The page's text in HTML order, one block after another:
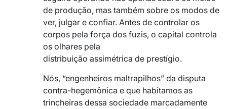
de produção, mas também sobre os modos de
ver, julgar e confiar. Antes de controlar os
corpos pela força dos fuzis, o capital controla
os olhares pela
distribuição assimétrica de prestígio.
Nós, “engenheiros maltrapilhos” da disputa
contra-hegemônica e que habitamos as
trincheiras dessa sociedade marcadamente